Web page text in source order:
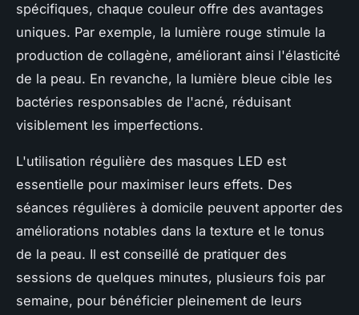
spécifiques, chaque couleur offre des avantages
uniques. Par exemple, la lumière rouge stimule la
production de collagène, améliorant ainsi l'élasticité
de la peau. En revanche, la lumière bleue cible les
bactéries responsables de l'acné, réduisant
visiblement les imperfections.
L'utilisation régulière des masques LED est
essentielle pour maximiser leurs effets. Des
séances régulières à domicile peuvent apporter des
améliorations notables dans la texture et le tonus
de la peau. Il est conseillé de pratiquer des
sessions de quelques minutes, plusieurs fois par
semaine, pour bénéficier pleinement de leurs